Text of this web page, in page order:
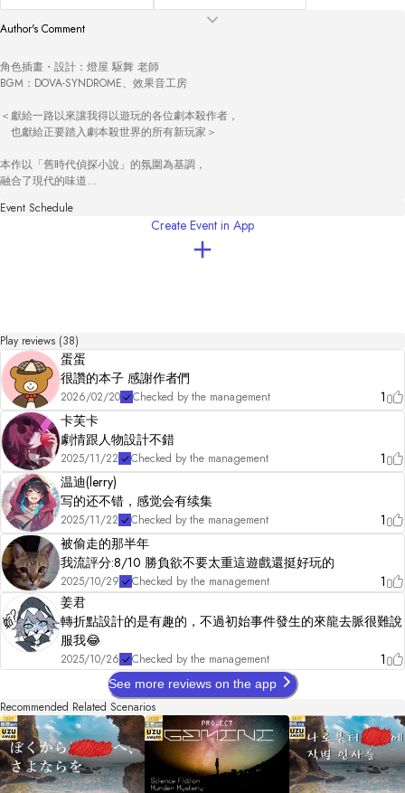
Author's Comment
角色插畫・設計：燈屋 駆舞 老師
BGM：DOVA-SYNDROME、效果音工房
＜獻給一路以來讓我得以遊玩的各位劇本殺作者，
也獻給正要踏入劇本殺世界的所有新玩家＞
本作以「舊時代偵探小說」的氛圍為基調，
融合了現代的味道
此外，個人特別想向「劇本殺BootCamp第2期」的營運團隊與所有成員表達感謝，
感謝各位參與測試並給予寶貴意見的朋友們，
以及在整個製作過程中給予我指導的導師——まるゆ様。
【更新紀錄】
2025年5月9日　移行至新系統V2
2023年2月19日18時　正式發布
Event Schedule
Create Event in App
Play reviews (38)
蛋蛋
很讚的本子 感謝作者們
2026/02/20 Checked by the management
1
卡芙卡
劇情跟人物設計不錯
2025/11/22 Checked by the management
1
温迪(lerry)
写的还不错，感觉会有续集
2025/11/22 Checked by the management
1
被偷走的那半年
我流評分:8/10 勝負欲不要太重這遊戲還挺好玩的
2025/10/29 Checked by the management
1
姜君
轉折點設計的是有趣的，不過初始事件發生的來龍去脈很難說
服我😂
2025/10/26 Checked by the management 1
See more reviews on the app
Recommended Related Scenarios